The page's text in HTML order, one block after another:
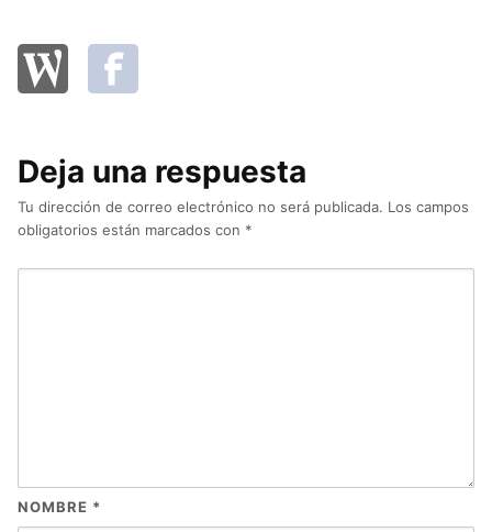
Deja una respuesta
Tu dirección de correo electrónico no será publicada. Los campos
obligatorios están marcados con *
NOMBRE *